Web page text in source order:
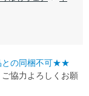
の同梱不可★★
協力よろしくお願